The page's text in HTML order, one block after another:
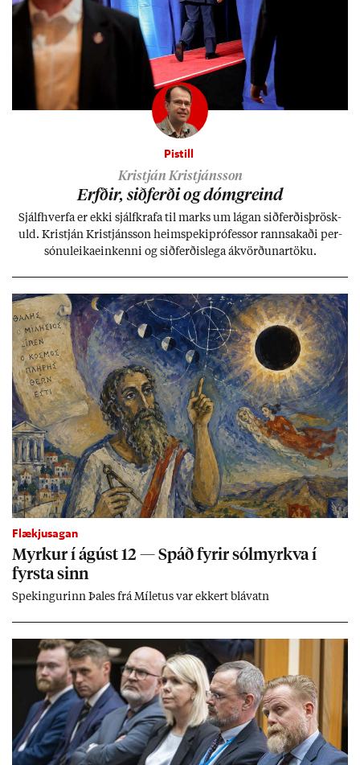
Pistill
Kristján Kristjánsson
Erfð­ir, sið­ferði og dómgreind
Sjálf­hverfa er ekki sjálf­krafa til marks um lág­an sið­ferð­is­þrösk­
uld. Kristján Kristjáns­son heim­speki­pró­fess­or rann­sak­aði per­
sónu­leika­ein­kenni og sið­ferð­is­lega ákvörð­un­ar­töku.
Flækjusagan
Myrk­ur í ág­úst 12 — Spáð fyr­ir sól­myrkva í
fyrsta sinn
Spek­ing­ur­inn Þa­les frá Míletus var ekk­ert blá­vatn